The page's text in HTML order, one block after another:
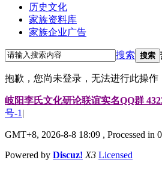
历史文化
家族资料库
家族企业广告
搜索 搜索
抱歉，您尚未登录，无法进行此操作
岐阳李氏文化研论联谊实名QQ群
号-1 |
GMT+8, 2026-8-8 18:09 , Processed in
Powered by Discuz! X3 Licensed